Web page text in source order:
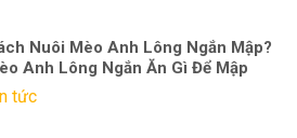
Nuôi Mèo Anh Lông Ngắn Mập?
Anh Lông Ngắn Ăn Gì Để Mập
tức